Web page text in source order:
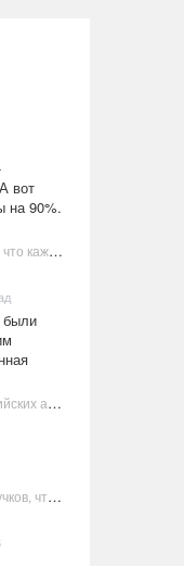
вот
на 90%.
Эти 25 женщин доказали, что каждое тело имеет право быть в бикини
были
Список знаменитых российских артистов-евреев | Ультрамарин
17 настолько славных паучков, что даже у арахнофобов появится желание их погладить